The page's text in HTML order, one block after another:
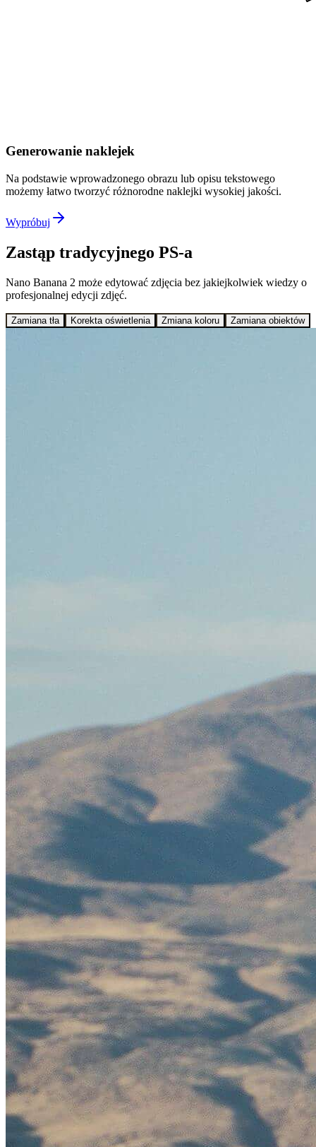
Generowanie naklejek
Na podstawie wprowadzonego obrazu lub opisu tekstowego
możemy łatwo tworzyć różnorodne naklejki wysokiej jakości.
Wypróbuj
Zastąp tradycyjnego PS-a
Nano Banana 2 może edytować zdjęcia bez jakiejkolwiek wiedzy o
profesjonalnej edycji zdjęć.
Zamiana tła Korekta oświetlenia Zmiana koloru Zamiana obiektów